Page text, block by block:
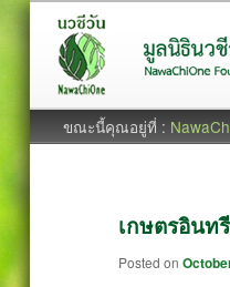
ขณะนี้คุณอยู่ที่ :
เกษตรอินท
Posted on